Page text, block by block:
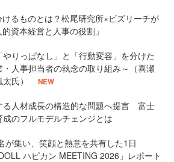
るものとは？松尾研究所×ビズリーチが
資本経営と人事の役割」
やりっぱなし」と「行動変容」を分けた
・人事担当者の執念の取り組み～（喜瀬
氏）
NEW
る人材成長の構造的な問題へ提言 富士
のフルモデルチェンジとは
が集い、笑顔と熱意を共有した1日
ハピカン MEETING 2026」レポート